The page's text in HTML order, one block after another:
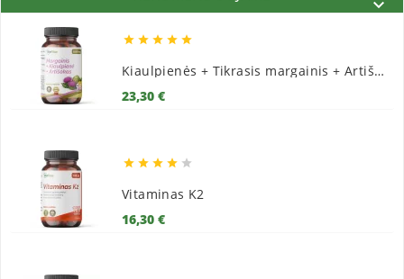

    
Kiaulpienės + Tikrasis margainis + Artišokai
23,30 €Kaina
    
Vitaminas K2
16,30 €Kaina